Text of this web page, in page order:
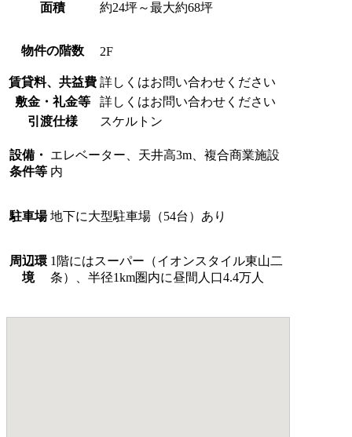
面積 約24坪～最大約68坪
物件の階数 2F
賃貸料、共益費 詳しくはお問い合わせください
敷金・礼金等
詳しくはお問い合わせください
引渡仕様
スケルトン
設備・
条件等
エレベーター、天井高3m、複合商業施設
内
駐車場 地下に大型駐車場（54台）あり
周辺環
境
1階にはスーパー（イオンスタイル東山二
条）、半径1km圏内に昼間人口4.4万人